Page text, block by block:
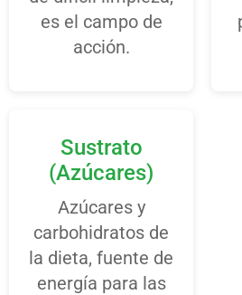
es el campo de
acción.
Sustrato
(Azúcares)
Azúcares y
carbohidratos de
la dieta, fuente de
energía para las